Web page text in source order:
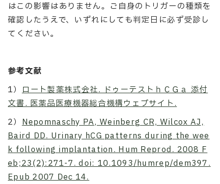
はこの影響はありません。ご自身のトリガーの種類を
確認したうえで、いずれにしても判定日に必ず受診し
てください。
参考文献
1）ロート製薬株式会社. ドゥーテストｈＣＧａ 添付
文書. 医薬品医療機器総合機構ウェブサイト.
2）Nepomnaschy PA, Weinberg CR, Wilcox AJ,
Baird DD. Urinary hCG patterns during the wee
k following implantation. Hum Reprod. 2008 F
eb;23(2):271-7. doi: 10.1093/humrep/dem397.
Epub 2007 Dec 14.